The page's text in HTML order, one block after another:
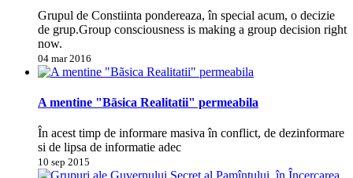
Grupul de Constiinta pondereaza, în special acum, o decizie
de grup.Group consciousness is making a group decision right
now.
04 mar 2016
A mentine "Bãsica Realitatii" permeabila
În acest timp de informare masiva în conflict, de dezinformare
si de lipsa de informatie adec
10 sep 2015